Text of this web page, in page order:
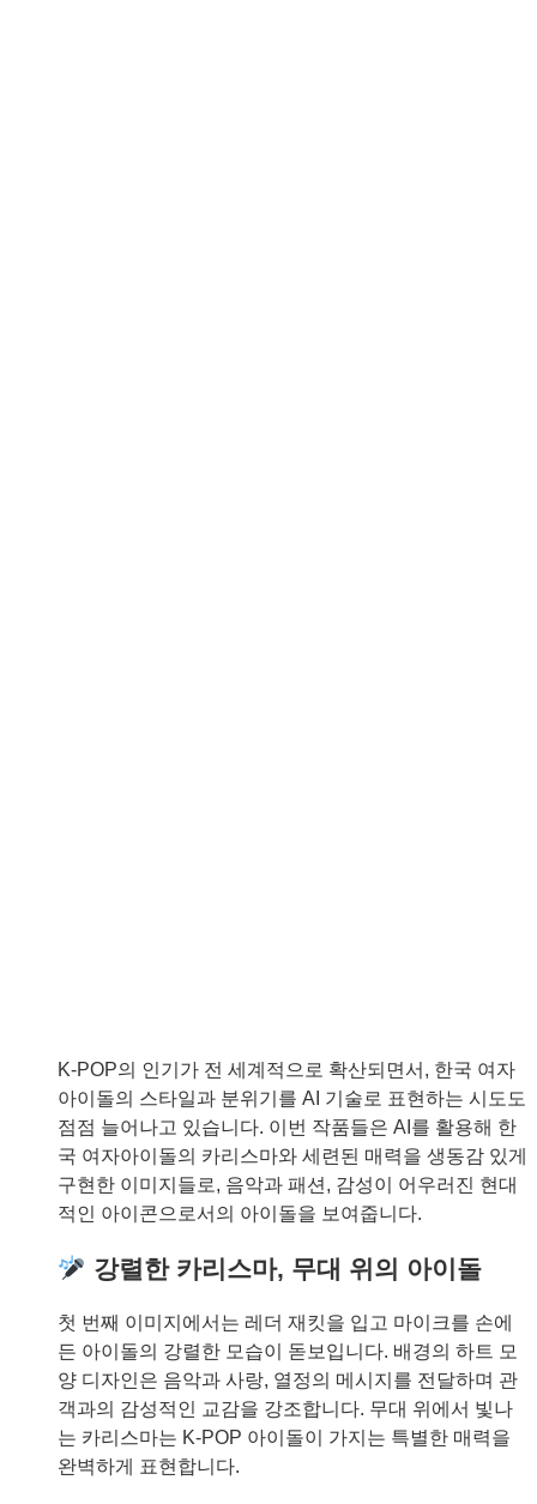
K-POP의 인기가 전 세계적으로 확산되면서, 한국 여자
아이돌의 스타일과 분위기를 AI 기술로 표현하는 시도도
점점 늘어나고 있습니다. 이번 작품들은 AI를 활용해 한
국 여자아이돌의 카리스마와 세련된 매력을 생동감 있게
구현한 이미지들로, 음악과 패션, 감성이 어우러진 현대
적인 아이콘으로서의 아이돌을 보여줍니다.
강렬한 카리스마, 무대 위의 아이돌
첫 번째 이미지에서는 레더 재킷을 입고 마이크를 손에
든 아이돌의 강렬한 모습이 돋보입니다. 배경의 하트 모
양 디자인은 음악과 사랑, 열정의 메시지를 전달하며 관
객과의 감성적인 교감을 강조합니다. 무대 위에서 빛나
는 카리스마는 K-POP 아이돌이 가지는 특별한 매력을
완벽하게 표현합니다.